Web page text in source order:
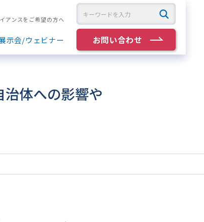
示会/ウェビナー
アンスをご希望の方へ
お問い合わせ
治体への影響や